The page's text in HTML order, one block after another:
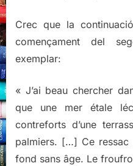
Crec que la
començament del
exemplar:
« J’ai beau chercher
que une mer étale
contreforts d’une
palmiers. […] Ce
fond sans âge. Le